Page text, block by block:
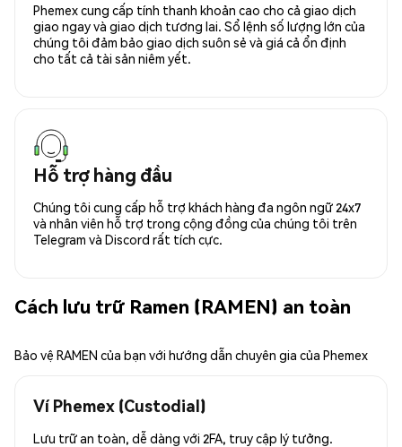
Phemex cung cấp tính thanh khoản cao cho cả giao dịch
giao ngay và giao dịch tương lai. Sổ lệnh số lượng lớn của
chúng tôi đảm bảo giao dịch suôn sẻ và giá cả ổn định
cho tất cả tài sản niêm yết.
Hỗ trợ hàng đầu
Chúng tôi cung cấp hỗ trợ khách hàng đa ngôn ngữ 24x7
và nhân viên hỗ trợ trong cộng đồng của chúng tôi trên
Telegram và Discord rất tích cực.
Cách lưu trữ Ramen (RAMEN) an toàn
Bảo vệ RAMEN của bạn với hướng dẫn chuyên gia của Phemex
Ví Phemex (Custodial)
Lưu trữ an toàn, dễ dàng với 2FA, truy cập lý tưởng.